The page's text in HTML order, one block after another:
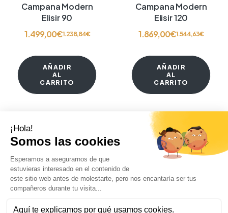
Campana Modern
Elisir 90
1.499,00€1.238,84€
AÑADIR
AL
CARRITO
Campana Modern
Elisir 120
1.869,00€1.544,63€
AÑADIR
AL
CARRITO